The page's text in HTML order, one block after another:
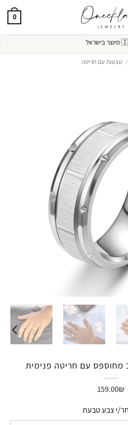
0
מיוצר בישראל
/ טבעות עם חריטה
מחוספס עם חריטה פנימית
159.00₪
י צבע טבעת